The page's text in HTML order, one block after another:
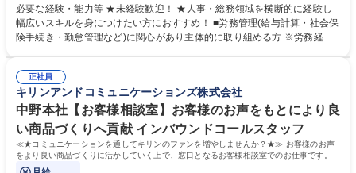
営を支えるゼネラリストをめざせます。 ・初期業務：労働時間管理、給与
計算、社会保険対応、福利厚生管理、安全衛生、健康経営推進等をお任せ
します。ご経験に応じて、休職者管理など、幅広く経験を積んでいただき
幅広く経験を積みたい意欲がある方に最適な環境です。 募集職種 【総
務・人事】未経験歓迎/日立グループ/組織運営を支えるゼネラリストを目
指す
必要な経験・能力等 ★未経験歓迎！ ★人事・総務領域を横断的に経験し
幅広いスキルを身につけたい方におすすめ！ ■労務管理(給与計算・社会保
険手続き・勤怠管理など)に関心があり主体的に取り組める方 ※労務経験
のご経験 ■労務管理（給与計算・社会保険手続き・勤怠管理など）の経験
■衛生管理者の資格をお持ちの方 学歴・資格 学歴：大学院 大学 高専 短大
専修学校 高校 語学力： 資格：
正社員
キリンアンドコミュニケーションズ株式会社
中野本社【お客様相談室】お客様のお声をもとにより良
い商品づくりへ貢献 インバウンドコールスタッフ
≪★コミュニケーションを通してキリンのファンを増やしませんか？★≫ お客様のお声
をより良い商品づくりに活かしていく上で、窓口となるお客様相談室でのお仕事です。